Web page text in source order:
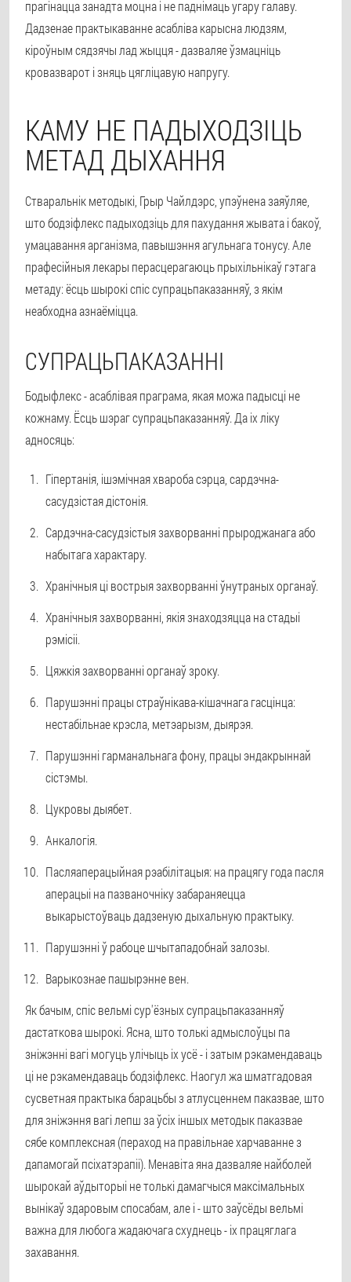
прагінацца занадта моцна і не паднімаць угару галаву.
Дадзенае практыкаванне асабліва карысна людзям,
кіроўным сядзячы лад жыцця - дазваляе ўзмацніць
кровазварот і зняць цягліцавую напругу.
КАМУ НЕ ПАДЫХОДЗІЦЬ
МЕТАД ДЫХАННЯ
Стваральнік методыкі, Грыр Чайлдэрс, упэўнена заяўляе,
што бодзіфлекс падыходзіць для пахудання жывата і бакоў,
умацавання арганізма, павышэння агульнага тонусу. Але
прафесійныя лекары перасцерагаюць прыхільнікаў гэтага
метаду: ёсць шырокі спіс супрацьпаказанняў, з якім
неабходна азнаёміцца.
СУПРАЦЬПАКАЗАННІ
Бодыфлекс - асаблівая праграма, якая можа падысці не
кожнаму. Ёсць шэраг супрацьпаказанняў. Да іх ліку
адносяць:
Гіпертанія, ішэмічная хвароба сэрца, сардэчна-
сасудзістая дістонія.
Сардэчна-сасудзістыя захворванні прыроджанага або
набытага характару.
Хранічныя ці вострыя захворванні ўнутраных органаў.
Хранічныя захворванні, якія знаходзяцца на стадыі
рэмісіі.
Цяжкія захворванні органаў зроку.
Парушэнні працы страўнікава-кішачнага гасцінца:
нестабільнае крэсла, метэарызм, дыярэя.
Парушэнні гарманальнага фону, працы эндакрыннай
сістэмы.
Цукровы дыябет.
Анкалогія.
Пасляаперацыйная рэабілітацыя: на працягу года пасля
аперацыі на пазваночніку забараняецца
выкарыстоўваць дадзеную дыхальную практыку.
Парушэнні ў рабоце шчытападобнай залозы.
Варыкознае пашырэнне вен.
Як бачым, спіс вельмі сур'ёзных супрацьпаказанняў
дастаткова шырокі. Ясна, што толькі адмыслоўцы па
зніжэнні вагі могуць улічыць іх усё - і затым рэкамендаваць
ці не рэкамендаваць бодзіфлекс. Наогул жа шматгадовая
сусветная практыка барацьбы з атлусценнем паказвае, што
для зніжэння вагі лепш за ўсіх іншых методык паказвае
сябе комплексная (пераход на правільнае харчаванне з
дапамогай псіхатэрапіі). Менавіта яна дазваляе найболей
шырокай аўдыторыі не толькі дамагчыся максімальных
вынікаў здаровым спосабам, але і - што заўсёды вельмі
важна для любога жадаючага схуднець - іх працяглага
захавання.